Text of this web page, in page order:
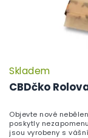
CBDčko
Skladem
Objevte nové
poskytly
jsou vyrobeny s